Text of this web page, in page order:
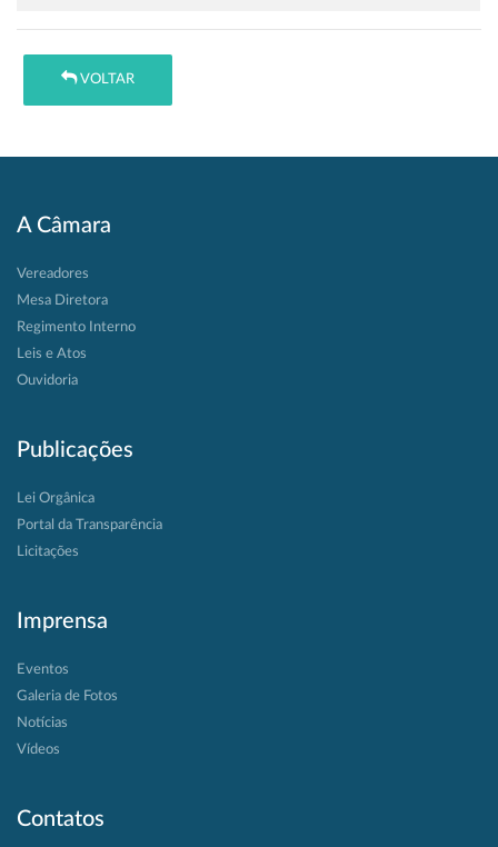
VOLTAR
A Câmara
Vereadores
Mesa Diretora
Regimento Interno
Leis e Atos
Ouvidoria
Publicações
Lei Orgânica
Portal da Transparência
Licitações
Imprensa
Eventos
Galeria de Fotos
Notícias
Vídeos
Contatos